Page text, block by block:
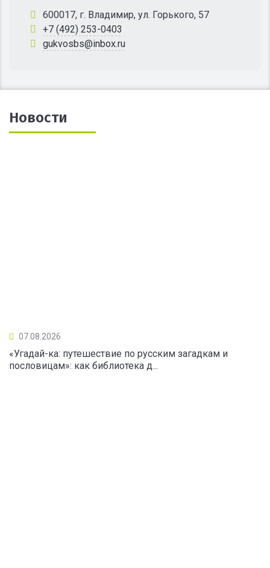
600017, г. Владимир, ул. Горького, 57
+7 (492) 253-0403
gukvosbs@inbox.ru
Новости
07.08.2026
«Угадай-ка: путешествие по русским загадкам и
пословицам»: как библиотека д...